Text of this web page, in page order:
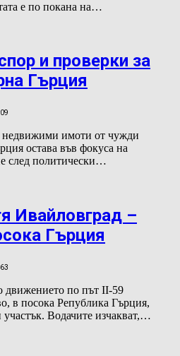
е по покана на…
и проверки за
Гърция
недвижими имоти от чужди
остава във фокуса на
след политически…
Ивайловград –
Гърция
движението по път II-59
в посока Република Гърция,
Водачите изчакват,…